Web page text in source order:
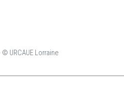
URCAUE Lorraine